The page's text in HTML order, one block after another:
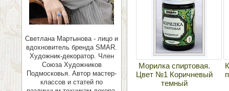
Светлана Мартынова - лицо и
вдохновитель бренда SMAR.
Художник-декоратор. Член
Союза Художников
Подмосковья. Автор мастер-
классов и статей по
Морилка спиртовая.
Цвет №1 Коричневый
темный